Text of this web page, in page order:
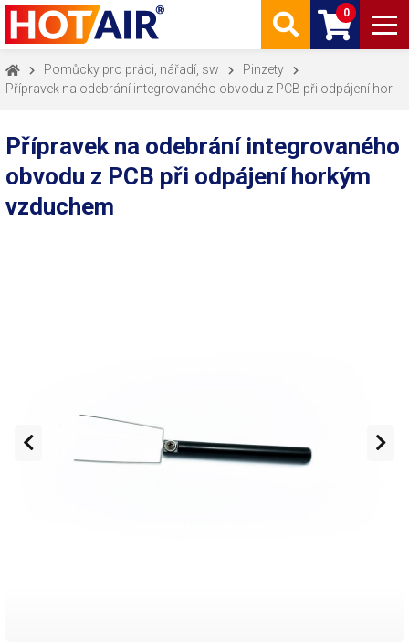
0
Pomůcky pro práci, nářadí, sw
Pinzety
Přípravek na odebrání integrovaného obvodu z PCB při odpájení hor
Přípravek na odebrání integrovaného
obvodu z PCB při odpájení horkým
vzduchem